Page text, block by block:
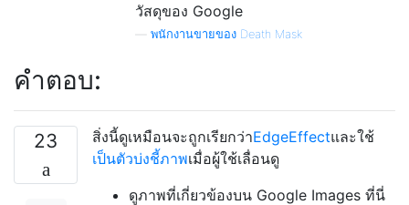
วัสดุของ Google
พนักงานขายของ Death Mask
คำตอบ:
23 สิ่งนี้ดูเหมือนจะถูกเรียกว่าEdgeEffectและใช้
เป็นตัวบ่งชี้ภาพเมื่อผู้ใช้เลื่อนดู
ดูภาพที่เกี่ยวข้องบน Google Images ที่นี่